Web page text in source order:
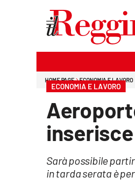
HOME PAGE ECONOMIA E LAVORO
ECONOMIA E LAVORO
Sarà possibile
in tarda serata è